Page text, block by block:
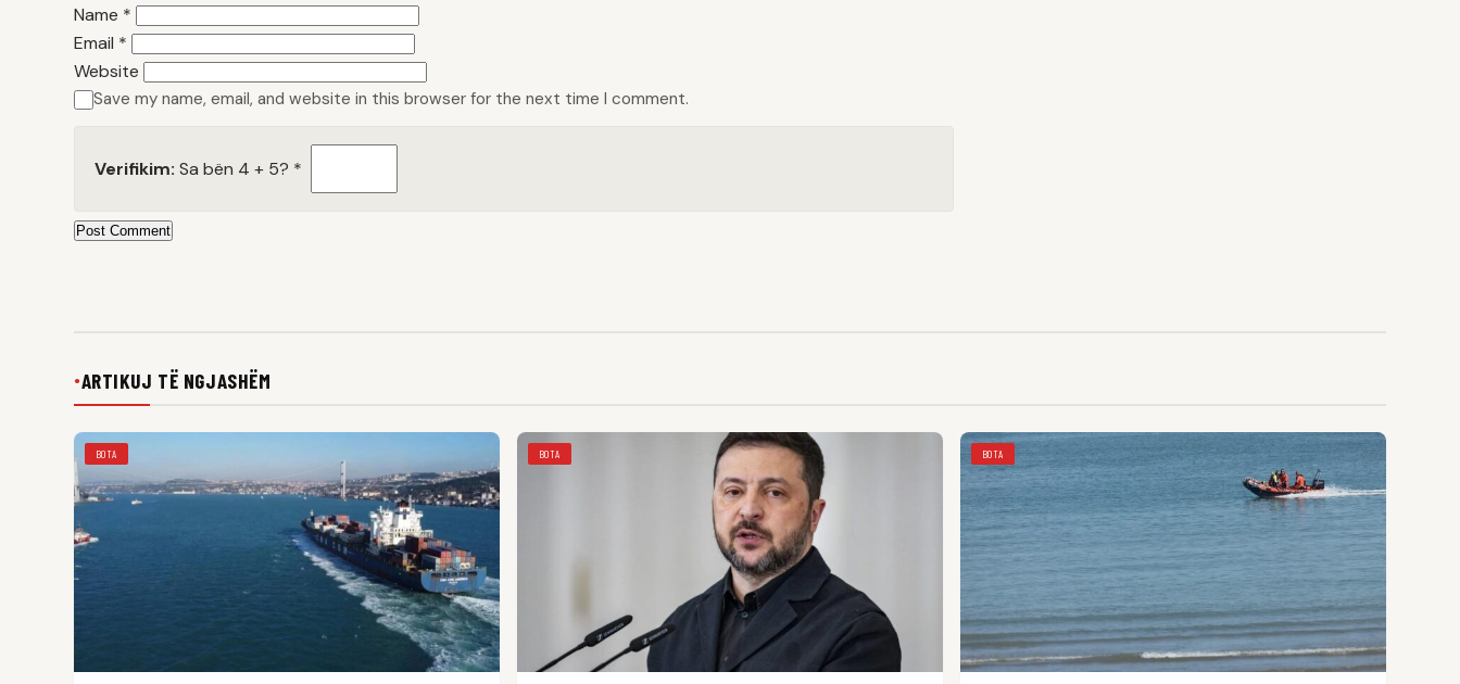
Name *
Email *
Website
Save my name, email, and website in this browser for the next time I comment.
Verifikim: Sa bën 4 + 5? *
Post Comment
●ARTIKUJ TË NGJASHËM
BOTA BOTA BOTA